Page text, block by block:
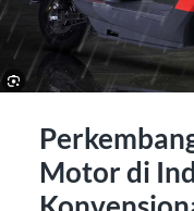
Motor di